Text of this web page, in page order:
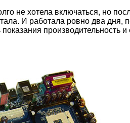
не хотела включаться, но
И работала ровно два дня,
производительность и